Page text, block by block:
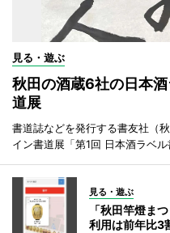
見る・遊ぶ
秋田の酒蔵6社の日本
道展
書道誌などを発行する書友社（
イン書道展「第1回 日本酒ラベル
見る・遊ぶ
「秋田竿燈ま
利用は前年比3